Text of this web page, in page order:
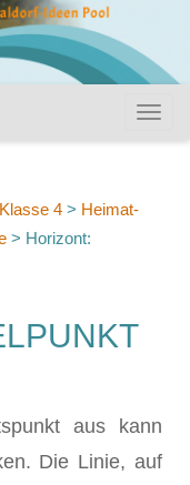
Klasse 4 > Heimat-
> Horizont:
aus kann
Die Linie, auf